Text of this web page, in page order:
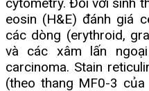
cytometry. Đối với sinh
eosin (H&E) đánh giá
các dòng (erythroid,
và các xâm lấn
carcinoma. Stain
(theo thang MF0-3